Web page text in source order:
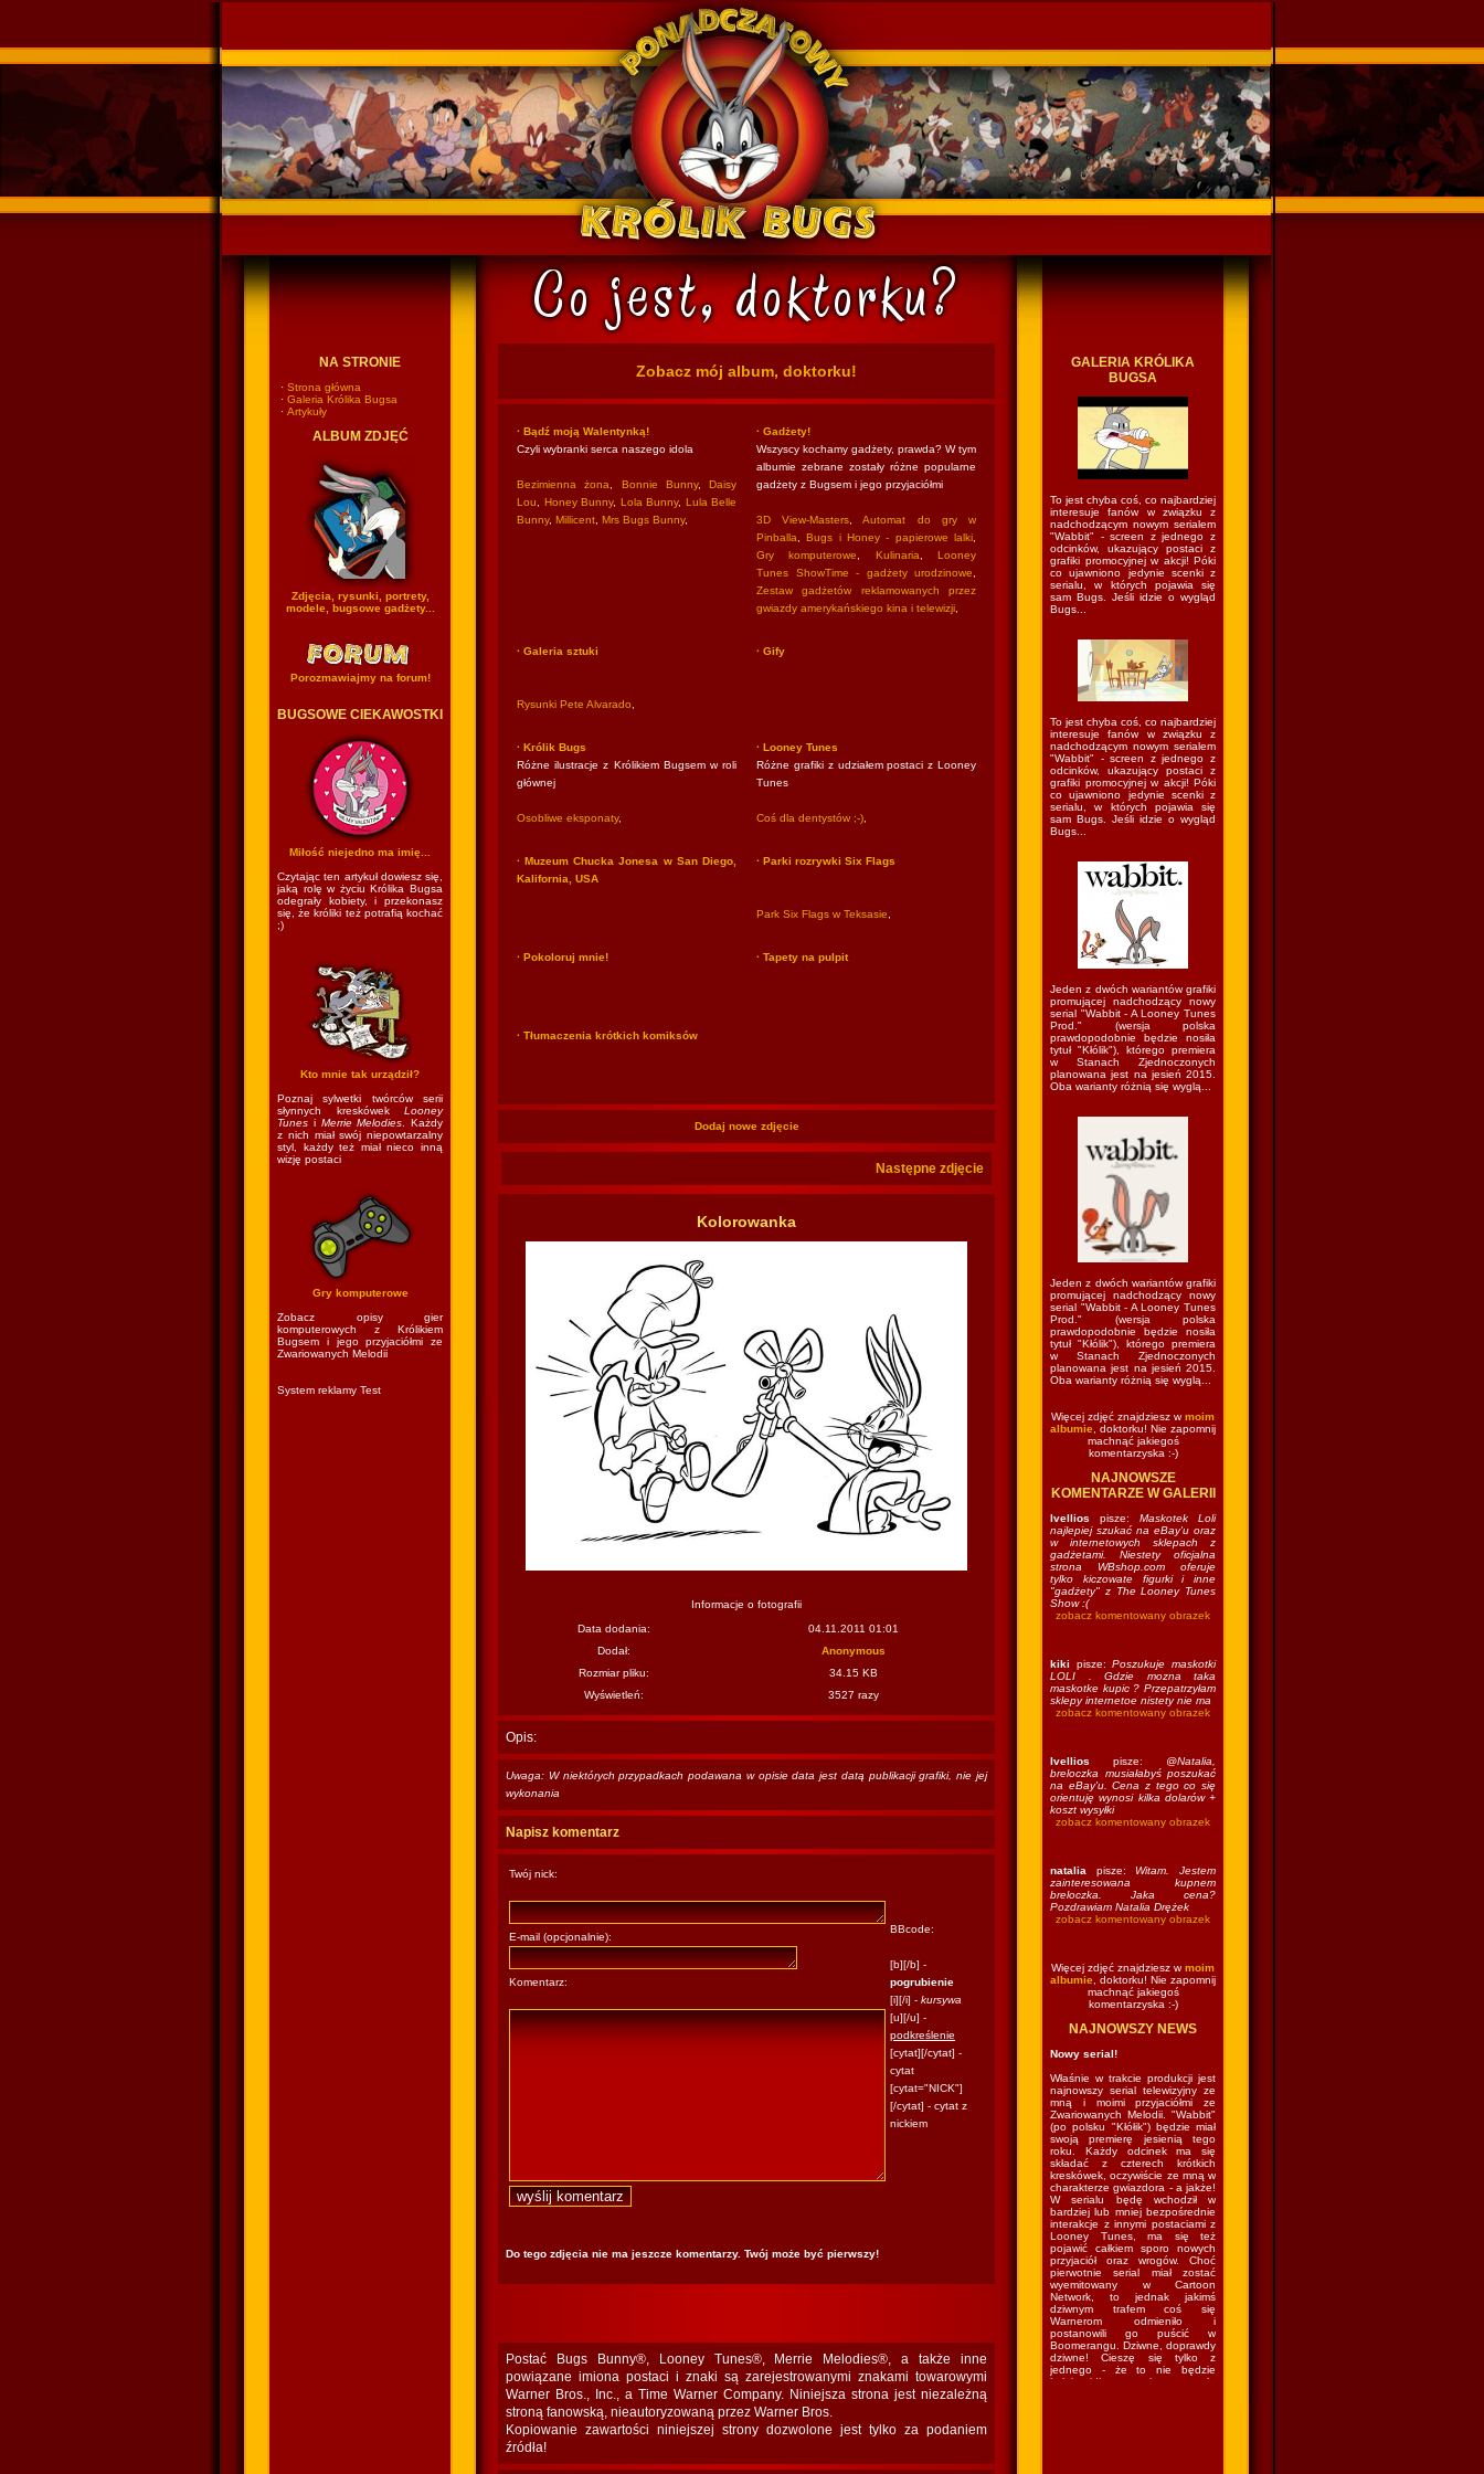
NA STRONIE
· Strona główna
· Galeria Królika Bugsa
· Artykuły
ALBUM ZDJĘĆ
Zdjęcia, rysunki, portrety,
modele, bugsowe gadżety...
Porozmawiajmy na forum!
BUGSOWE CIEKAWOSTKI
Miłość niejedno ma imię...
Czytając ten artykuł dowiesz się,
jaką rolę w życiu Królika Bugsa
odegrały kobiety, i przekonasz
się, że króliki też potrafią kochać
;)
Kto mnie tak urządził?
Poznaj sylwetki twórców serii
słynnych kreskówek Looney
Tunes i Merrie Melodies . Każdy
z nich miał swój niepowtarzalny
styl, każdy też miał nieco inną
wizję postaci
Gry komputerowe
Zobacz opisy gier
komputerowych z Królikiem
Bugsem i jego przyjaciółmi ze
Zwariowanych Melodii
System reklamy Test
Zobacz mój album, doktorku!
· Bądź moją Walentynką!
Czyli wybranki serca naszego idola
Bezimienna żona Bonnie Bunny, Daisy
Lou
Honey Bunny, Lola Bunny, Lula Belle
Bunny, Millicent Mrs Bugs Bunny,
· Gadżety!
Wszyscy kochamy gadżety, prawda? W tym
albumie zebrane zostały różne popularne
gadżety z Bugsem i jego przyjaciółmi
3D View-Masters ,Automat do gry w
Pinballa ,Bugs i Honey - papierowe lalki
Gry komputerowe
Kulinaria ,Looney
Tunes ShowTime - gadżety urodzinowe
Zestaw gadżetów reklamowanych przez
gwiazdy amerykańskiego kina i telewizji
· Galeria sztuki
Rysunki Pete Alvarado
· Gify
· Królik Bugs
Różne ilustracje z Królikiem Bugsem w roli
głównej
Osobliwe eksponaty,
· Looney Tunes
Różne grafiki z udziałem postaci z Looney
Tunes
Coś dla dentystów ;-)
· Muzeum Chucka Jonesa w San Diego,
Kalifornia, USA
· Parki rozrywki Six Flags
Park Six Flags w Teksasie
· Pokoloruj mnie! · Tapety na pulpit
· Tłumaczenia krótkich komiksów
Dodaj nowe zdjęcie
Następne zdjęcie
Kolorowanka
Informacje o fotografii
Data dodania:
04.11.2011 01:01
Dodał:
Anonymous
Rozmiar pliku:
34.15 KB
Wyświetleń:
3527 razy
Opis:
Uwaga: W niektórych przypadkach podawana w opisie data jest datą publikacji grafiki, nie jej
wykonania
Napisz komentarz
Twój nick:
E-mail (opcjonalnie):
Komentarz:
BBcode:
[b][/b] -
pogrubienie
[i][/i] - kursywa
[u][/u] -
podkreślenie
[cytat][/cytat] -
cytat
[cytat="NICK"]
[/cytat] - cytat z
nickiem
Do tego zdjęcia nie ma jeszcze komentarzy. Twój może być pierwszy!
Postać Bugs Bunny®, Looney Tunes®, Merrie Melodies®, a także inne
powiązane imiona postaci i znaki są zarejestrowanymi znakami towarowymi
Warner Bros., Inc., a Time Warner Company. Niniejsza strona jest niezależną
stroną fanowską, nieautoryzowaną przez Warner Bros.
Kopiowanie zawartości niniejszej strony dozwolone jest tylko za podaniem
źródła!
GALERIA KRÓLIKA
BUGSA
To jest chyba coś, co najbardziej
interesuje fanów w związku z
nadchodzącym nowym serialem
"Wabbit" - screen z jednego z
odcinków, ukazujący postaci z
grafiki promocyjnej w akcji! Póki
co ujawniono jedynie scenki z
serialu, w których pojawia się
sam Bugs. Jeśli idzie o wygląd
Bugs...
To jest chyba coś, co najbardziej
interesuje fanów w związku z
nadchodzącym nowym serialem
"Wabbit" - screen z jednego z
odcinków, ukazujący postaci z
grafiki promocyjnej w akcji! Póki
co ujawniono jedynie scenki z
serialu, w których pojawia się
sam Bugs. Jeśli idzie o wygląd
Bugs...
Jeden z dwóch wariantów grafiki
promującej nadchodzący nowy
serial "Wabbit - A Looney Tunes
Prod." (wersja polska
prawdopodobnie będzie nosiła
tytuł "Kłólik"), którego premiera
w Stanach Zjednoczonych
planowana jest na jesień 2015.
Oba warianty różnią się wyglą...
Jeden z dwóch wariantów grafiki
promującej nadchodzący nowy
serial "Wabbit - A Looney Tunes
Prod." (wersja polska
prawdopodobnie będzie nosiła
tytuł "Kłólik"), którego premiera
w Stanach Zjednoczonych
planowana jest na jesień 2015.
Oba warianty różnią się wyglą...
Więcej zdjęć znajdziesz wmoim
albumie , doktorku! Nie zapomnij
machnąć jakiegoś
komentarzyska :-)
NAJNOWSZE
KOMENTARZE W GALERII
Ivellios pisze: Maskotek Loli
najlepiej szukać na eBay'u oraz
w internetowych sklepach z
gadżetami. Niestety oficjalna
strona WBshop.com oferuje
tylko kiczowate figurki i inne
"gadżety" z The Looney Tunes
Show :(
zobacz komentowany obrazek
kiki pisze:Poszukuje maskotki
LOLI . Gdzie mozna taka
maskotke kupic ? Przepatrzyłam
sklepy internetoe nistety nie ma
zobacz komentowany obrazek
Ivellios pisze: @Natalia,
breloczka musiałabyś poszukać
na eBay'u. Cena z tego co się
orientuję wynosi kilka dolarów +
koszt wysyłki
zobacz komentowany obrazek
natalia pisze:Witam. Jestem
zainteresowana kupnem
breloczka. Jaka cena?
Pozdrawiam Natalia Drężek
zobacz komentowany obrazek
Więcej zdjęć znajdziesz wmoim
albumie , doktorku! Nie zapomnij
machnąć jakiegoś
komentarzyska :-)
NAJNOWSZY NEWS
Nowy serial!
Właśnie w trakcie produkcji jest
najnowszy serial telewizyjny ze
mną i moimi przyjaciółmi ze
Zwariowanych Melodii. "Wabbit"
(po polsku "Kłółik") będzie miał
swoją premierę jesienią tego
roku. Każdy odcinek ma się
składać z czterech krótkich
kreskówek, oczywiście ze mną w
charakterze gwiazdora - a jakże!
W serialu będę wchodził w
bardziej lub mniej bezpośrednie
interakcje z innymi postaciami z
Looney Tunes, ma się też
pojawić całkiem sporo nowych
przyjaciół oraz wrogów. Choć
pierwotnie serial miał zostać
wyemitowany w Cartoon
Network, to jednak jakimś
dziwnym trafem coś się
Warnerom odmieniło i
postanowili go puścić w
Boomerangu. Dziwne, doprawdy
dziwne! Cieszę się tylko z
jednego - że to nie będzie
kolejny idiotyczny sitcom w stylu